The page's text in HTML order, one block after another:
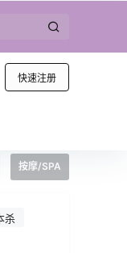
快速注册
按摩/SPA
杀